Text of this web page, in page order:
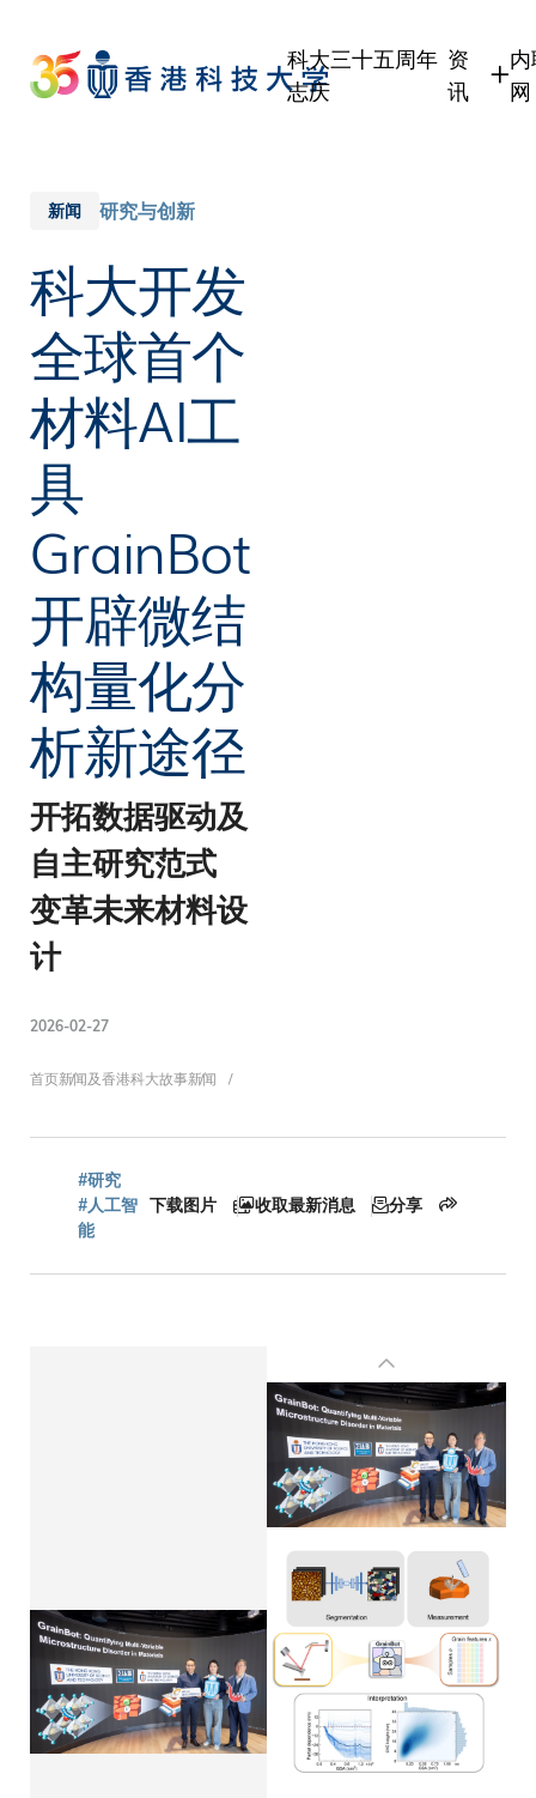
main
content
科大三十五周年
志庆
资
讯
网
新闻 研究与创新
科大开发
全球首个
材料AI工
具
GrainBot
开辟微结
构量化分
析新途径
开拓数据驱动及
自主研究范式
变革未来材料设
计
2026-02-27
面
包
屑
首页新闻及香港科大故事新闻
#研究
#人工智
能
下载图片 收取最新消息 分享